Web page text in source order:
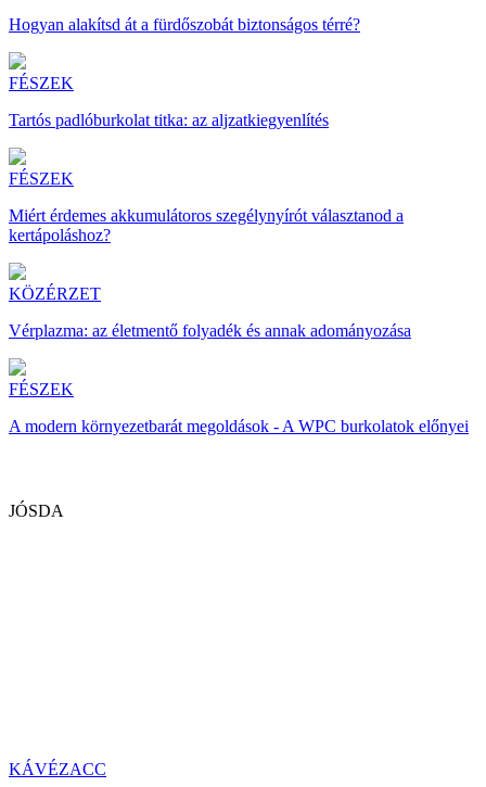
Hogyan alakítsd át a fürdőszobát biztonságos térré?
FÉSZEK
Tartós padlóburkolat titka: az aljzatkiegyenlítés
FÉSZEK
Miért érdemes akkumulátoros szegélynyírót választanod a
kertápoláshoz?
KÖZÉRZET
Vérplazma: az életmentő folyadék és annak adományozása
FÉSZEK
A modern környezetbarát megoldások - A WPC burkolatok előnyei
JÓSDA
KÁVÉZACC